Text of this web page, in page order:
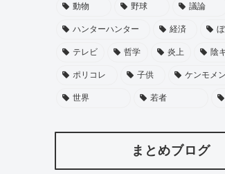
動物 野球 議論
ハンターハンター 経済
テレビ 哲学 炎上 陰
ポリコレ 子供 ケンモメン
世界 若者
まとめブログ